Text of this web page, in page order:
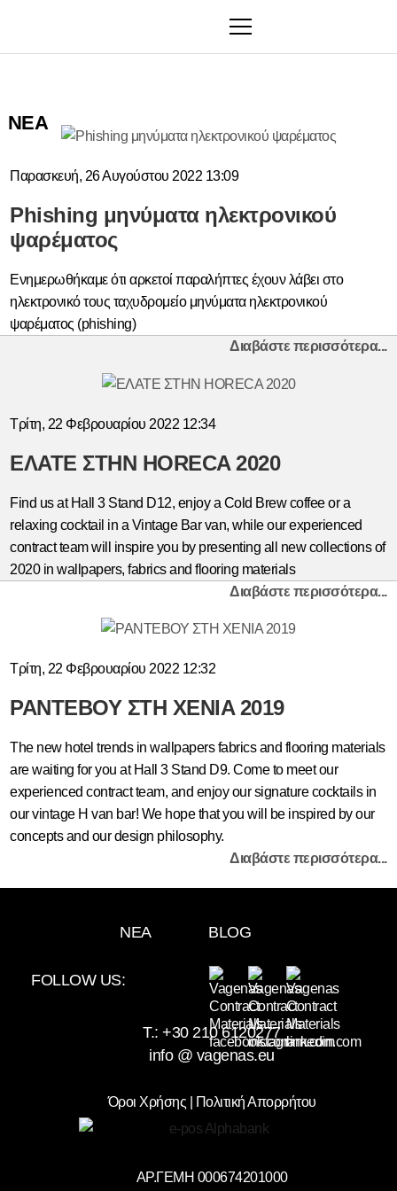
ΝΕΑ
Παρασκευή, 26 Αυγούστου 2022 13:09
Phishing μηνύματα ηλεκτρονικού
ψαρέματος
Ενημερωθήκαμε ότι αρκετοί παραλήπτες έχουν λάβει στο
ηλεκτρονικό τους ταχυδρομείο μηνύματα ηλεκτρονικού
ψαρέματος (phishing)
Διαβάστε περισσότερα...
Τρίτη, 22 Φεβρουαρίου 2022 12:34
ΕΛΑΤΕ ΣΤΗΝ HORECA 2020
Find us at Hall 3 Stand D12, enjoy a Cold Brew coffee or a
relaxing cocktail in a Vintage Bar van, while our experienced
contract team will inspire you by presenting all new collections of
2020 in wallpapers, fabrics and flooring materials
Διαβάστε περισσότερα...
Τρίτη, 22 Φεβρουαρίου 2022 12:32
ΡΑΝΤΕΒΟΥ ΣΤΗ XENIA 2019
The new hotel trends in wallpapers fabrics and flooring materials
are waiting for you at Hall 3 Stand D9. Come to meet our
experienced contract team, and enjoy our signature cocktails in
our vintage H van bar! We hope that you will be inspired by our
concepts and our design philosophy.
Διαβάστε περισσότερα...
ΝΕΑ BLOG
FOLLOW US:
T.:+30 210 6120277
info @ vagenas.eu
Όροι Χρήσης | Πολιτική Απορρήτου
ΑΡ.ΓΕΜΗ 000674201000
ΕΤΑΙΡΙΑ
ΣΧΕΤΙΚΑ
ΜΕ
ΥΠΗΡΕΣΙΕΣ
ΠΕΛΑΤΕΣ
ΙΣΤΟΛΟΓΙΟ
ΝΕΑ
ΕΡΓΑ
&
Μπαρ
Ξενοδοχεία
Σκάφη
ΚΑΤΑΣΤΗΜΑΤΑ
ΚΟΥΡΤΙΝΕΣ
ΥΦΑΣΜΑΤΑ
ΤΑΠΕΤΣΑΡΙΕΣ
ΠΑΙΔΙΚΟ
ΔΩΜΑΤΙΟ
ΔΙΑΚΟΣΜΗΤΙΚΑ
ΕΠΑΓΓΕΛΜΑΤΙΚΗΣ
ΠΡΟΣΦΟΡΕΣ
ΕΠΙΚΟΙΝΩΝΙΑ